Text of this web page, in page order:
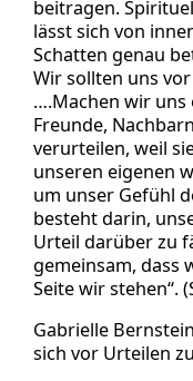
beitragen.
lässt sich von
Schatten genau
Wir sollten uns
….Machen wir uns
Freunde,
verurteilen, weil
unseren eigenen
um unser Gefühl
besteht darin,
Urteil darüber zu
gemeinsam, dass
Seite wir stehen“.
Gabrielle
sich vor Urteilen